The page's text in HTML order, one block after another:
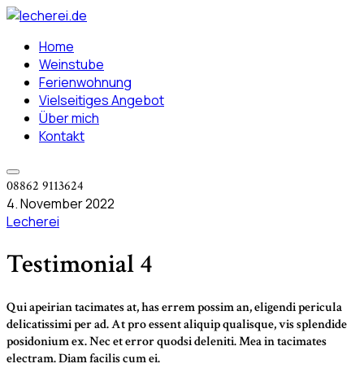
Home
Weinstube
Ferienwohnung
Vielseitiges Angebot
Über mich
Kontakt
08862 9113624
4. November 2022
Lecherei
Testimonial 4
Qui apeirian tacimates at, has errem possim an, eligendi pericula
delicatissimi per ad. At pro essent aliquip qualisque, vis splendide
posidonium ex. Nec et error quodsi deleniti. Mea in tacimates
electram. Diam facilis cum ei.